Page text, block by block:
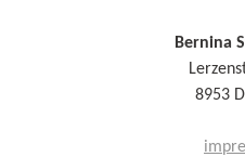
Bernina
8953